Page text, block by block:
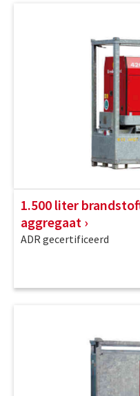
1.500 liter
aggregaat
ADR gecertificeerd